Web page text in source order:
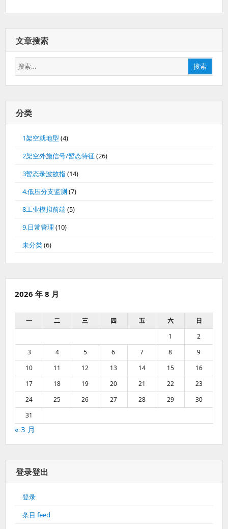
文章搜索
搜
索：
搜索
分类
1架空就地型 (4)
2架空外施信号/暂态特征 (26)
3暂态录波故指(14)
4.低压分支监测 (7)
8工业模拟前端(5)
9.日常管理 (10)
未分类(6)
2026 年 8 月
一 二 三 四 五 六
日
1
2
3
4 5 6 7 8
9
10
11 12 13 14 15
16
17
18 19 20 21 22
23
24
25 26 27 28 29
30
31
« 3 月
登录登出
登录
条目 feed